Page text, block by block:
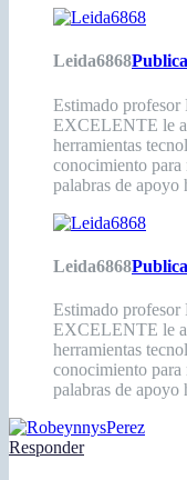
Leida6868
Estimado profesor
EXCELENTE le
herramientas
conocimiento para
palabras de apoyo
Leida6868
Estimado profesor
EXCELENTE le
herramientas
conocimiento para
palabras de apoyo
Responder